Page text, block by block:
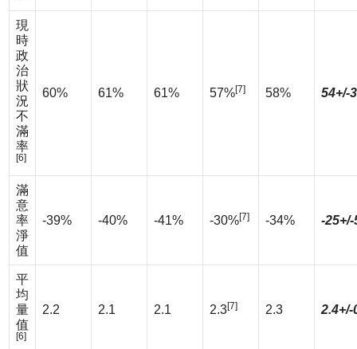
現
時
政
治
狀
況
不
滿
率
[6]
60% 61% 61% 57%[7] 58% 54+/-
滿
意
率
淨
值
-39% -40% -41% -30%[7] -34% -25+/-
平
均
量
值
[6]
2.2 2.1 2.1 2.3[7] 2.3 2.4+/-